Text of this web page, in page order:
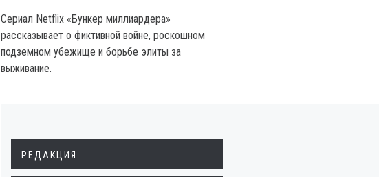
Сериал Netflix «Бункер миллиардера»
рассказывает о фиктивной войне, роскошном
подземном убежище и борьбе элиты за
выживание.
РЕДАКЦИЯ